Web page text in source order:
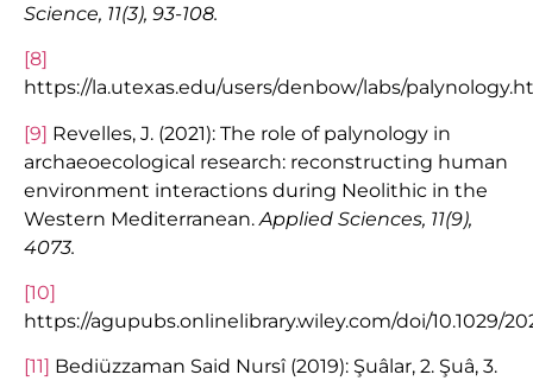
Science, 11(3), 93-108.
[8]
https://la.utexas.edu/users/denbow/labs/
[9] Revelles, J. (2021): The role of palynology in
archaeoecological research: reconstructing human
environment interactions during Neolithic in the
Western Mediterranean. Applied Sciences, 11(9),
4073.
[10]
https://agupubs.onlinelibrary.wiley.com/doi/10.1029/
[11] Bediüzzaman Said Nursî (2019): Şuâlar, 2. Şuâ, 3.